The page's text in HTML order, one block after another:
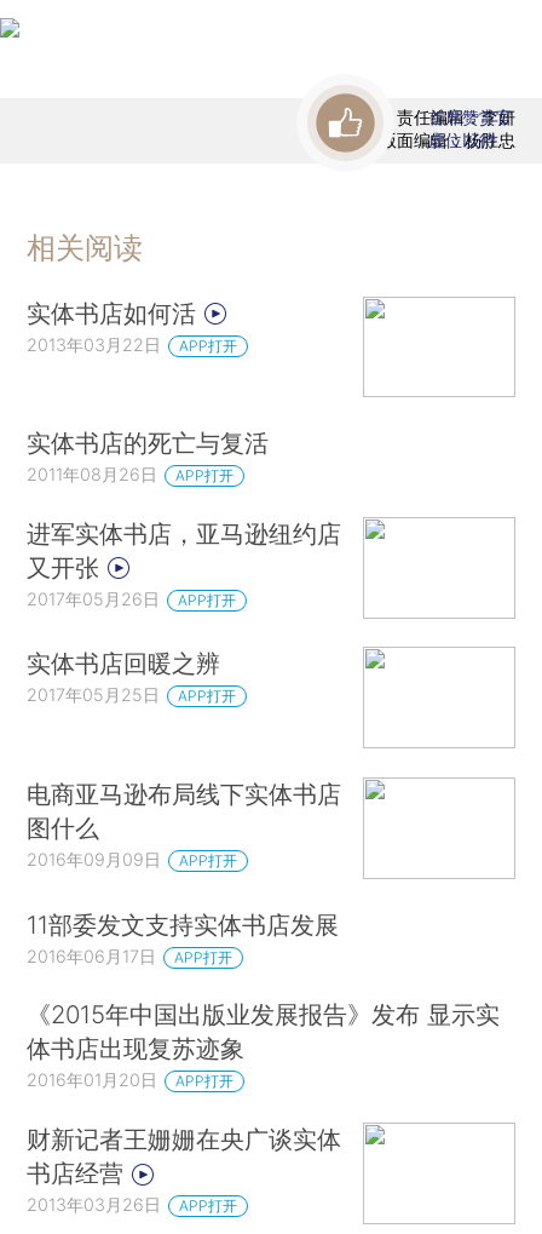
责任编辑：李妍
版面编辑：杨胜忠
首席赞赏官
虚位以待
相关阅读
实体书店如何活
2013年03月22日 APP打开
实体书店的死亡与复活
2011年08月26日 APP打开
进军实体书店，亚马逊纽约店
又开张
2017年05月26日 APP打开
实体书店回暖之辨
2017年05月25日 APP打开
电商亚马逊布局线下实体书店
图什么
2016年09月09日 APP打开
11部委发文支持实体书店发展
2016年06月17日 APP打开
《2015年中国出版业发展报告》发布 显示实
体书店出现复苏迹象
2016年01月20日 APP打开
财新记者王姗姗在央广谈实体
书店经营
2013年03月26日 APP打开